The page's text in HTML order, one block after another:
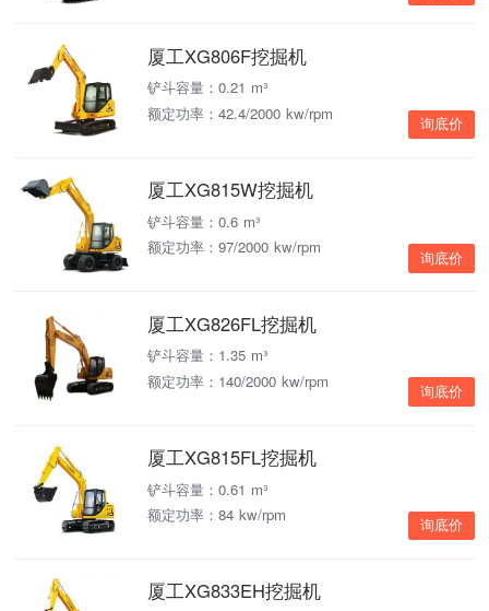
厦工XG806F挖掘机
铲斗容量：0.21 m³
额定功率：42.4/2000 kw/rpm
询底价
厦工XG815W挖掘机
铲斗容量：0.6 m³
额定功率：97/2000 kw/rpm
询底价
厦工XG826FL挖掘机
铲斗容量：1.35 m³
额定功率：140/2000 kw/rpm
询底价
厦工XG815FL挖掘机
铲斗容量：0.61 m³
额定功率：84 kw/rpm
询底价
厦工XG833EH挖掘机